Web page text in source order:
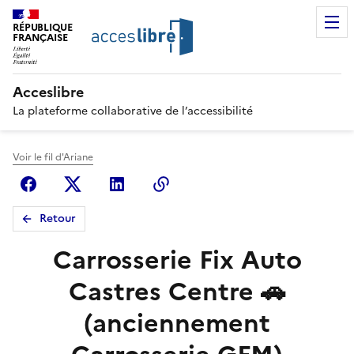
RÉPUBLIQUE
FRANÇAISE
Acceslibre
La plateforme collaborative de l’accessibilité
Voir le fil d'Ariane
FacebookX (anciennement Twitter)
Linkedin
Retour
Carrosserie Fix Auto
Castres Centre 🚗
(anciennement